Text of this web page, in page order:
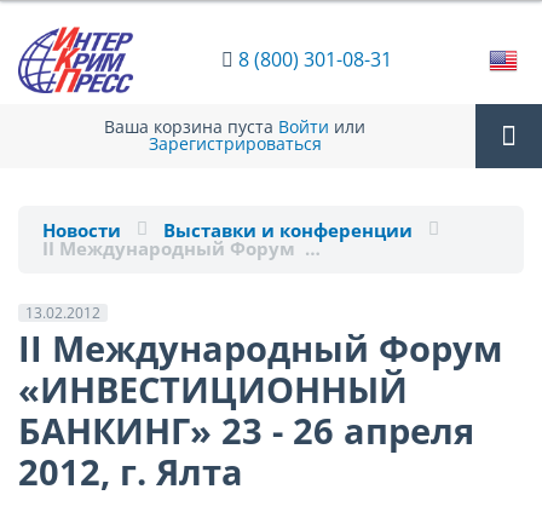
8 (800) 301-08-31
Ваша корзина пуста Войти или
Зарегистрироваться
Новости Выставки и конференции
II Международный Форум …
13.02.2012
II Международный Форум
«ИНВЕСТИЦИОННЫЙ
БАНКИНГ» 23 - 26 апреля
2012, г. Ялта